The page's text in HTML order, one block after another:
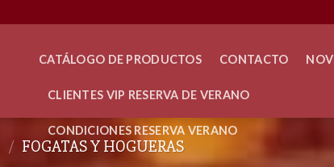
CATÁLOGO DE PRODUCTOS CONTACTO
CLIENTES VIP RESERVA DE VERANO
CONDICIONES RESERVA VERANO
/ FOGATAS Y HOGUERAS